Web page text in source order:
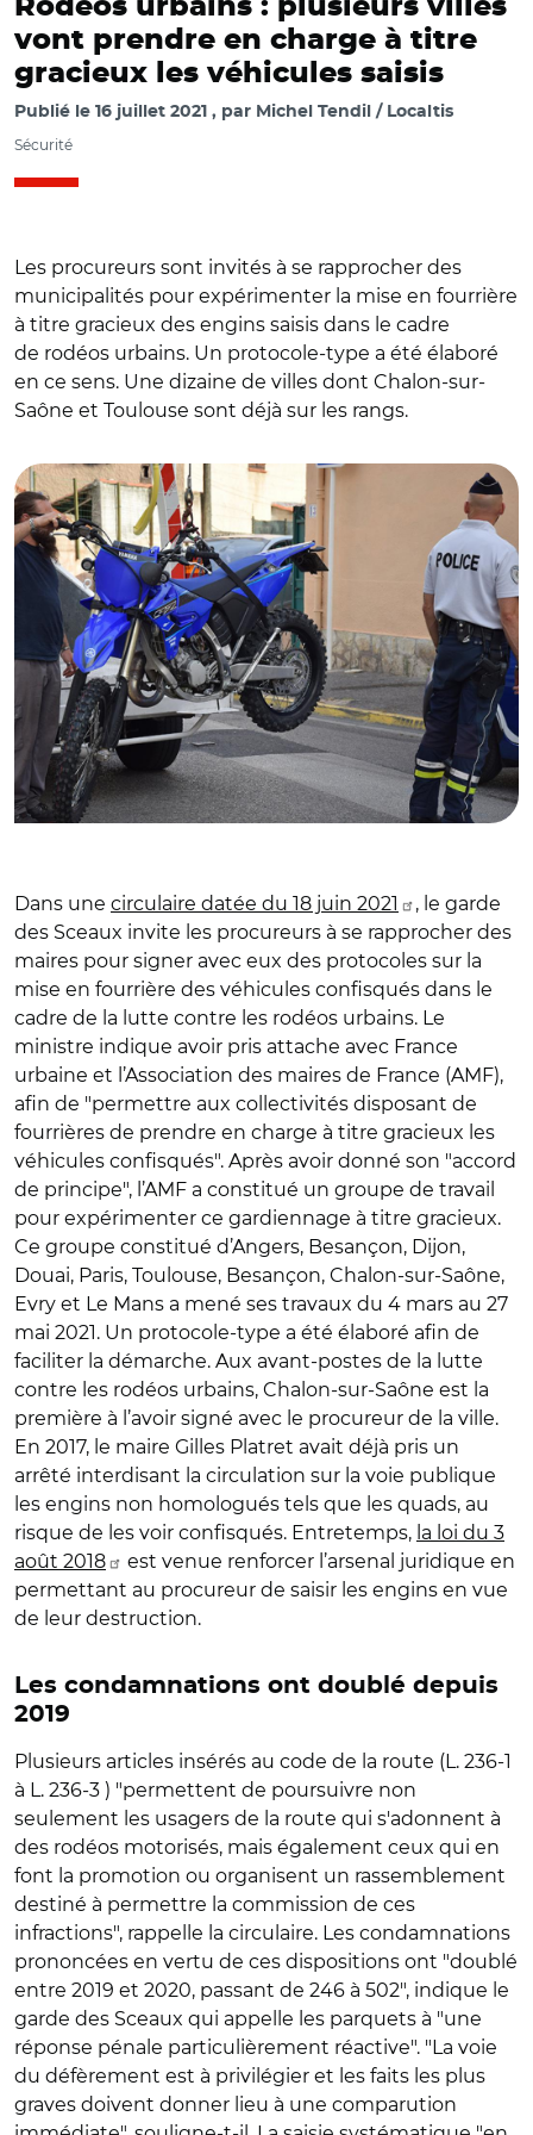
Rodéos urbains : plusieurs villes
vont prendre en charge à titre
gracieux les véhicules saisis
Publié le 16 juillet 2021 par Michel Tendil / Localtis
Sécurité
Les procureurs sont invités à se rapprocher des
municipalités pour expérimenter la mise en fourrière
à titre gracieux des engins saisis dans le cadre
de rodéos urbains. Un protocole-type a été élaboré
en ce sens. Une dizaine de villes dont Chalon-sur-
Saône et Toulouse sont déjà sur les rangs.
© @PoliceNat83/ Opération de police pour lutter contre
Dans une circulaire datée du 18 juin 2021
, le garde
des Sceaux invite les procureurs à se rapprocher des
maires pour signer avec eux des protocoles sur la
mise en fourrière des véhicules confisqués dans le
cadre de la lutte contre les rodéos urbains. Le
ministre indique avoir pris attache avec France
urbaine et l’Association des maires de France (AMF),
afin de "permettre aux collectivités disposant de
fourrières de prendre en charge à titre gracieux les
véhicules confisqués". Après avoir donné son "accord
de principe", l’AMF a constitué un groupe de travail
pour expérimenter ce gardiennage à titre gracieux.
Ce groupe constitué d’Angers, Besançon, Dijon,
Douai, Paris, Toulouse, Besançon, Chalon-sur-Saône,
Evry et Le Mans a mené ses travaux du 4 mars au 27
mai 2021. Un protocole-type a été élaboré afin de
faciliter la démarche. Aux avant-postes de la lutte
contre les rodéos urbains, Chalon-sur-Saône est la
première à l’avoir signé avec le procureur de la ville.
En 2017, le maire Gilles Platret avait déjà pris un
arrêté interdisant la circulation sur la voie publique
les engins non homologués tels que les quads, au
risque de les voir confisqués. Entretemps, la loi du 3
août 2018
est venue renforcer l’arsenal juridique en
permettant au procureur de saisir les engins en vue
de leur destruction.
Les condamnations ont doublé depuis
2019
Plusieurs articles insérés au code de la route (L. 236-1
à L. 236-3 ) "permettent de poursuivre non
seulement les usagers de la route qui s'adonnent à
des rodéos motorisés, mais également ceux qui en
font la promotion ou organisent un rassemblement
destiné à permettre la commission de ces
infractions", rappelle la circulaire. Les condamnations
prononcées en vertu de ces dispositions ont "doublé
entre 2019 et 2020, passant de 246 à 502", indique le
garde des Sceaux qui appelle les parquets à "une
réponse pénale particulièrement réactive". "La voie
du défèrement est à privilégier et les faits les plus
graves doivent donner lieu à une comparution